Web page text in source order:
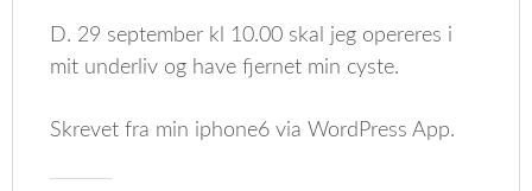
D. 29 september kl 10.00 skal jeg opereres i
mit underliv og have fjernet min cyste.
Skrevet fra min iphone6 via WordPress App.